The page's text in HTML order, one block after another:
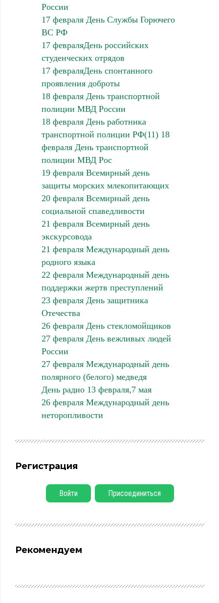
России
17 февраля День Службы Горючего
ВС РФ
17 февраляДень российских
студенческих отрядов
17 февраляДень спонтанного
проявления доброты
18 февраля День транспортной
полиции МВД России
18 февраля День работника
транспортной полиции РФ(11) 18
февраля День транспортной
полиции МВД Рос
19 февраля Всемирный день
защиты морских млекопитающих
20 февраля Всемирный день
социальной спаведливости
21 февраля Всемирный день
экскурсовода
21 февраля Международный день
родного языка
22 февраля Международный день
поддержки жертв преступлений
23 февраля День защитника
Отечества
26 февраля День стекломойщиков
27 февраля День вежливых людей
России
27 февраля Международный день
полярного (белого) медведя
День радио 13 февраля,7 мая
26 февраля Международный день
неторопливости
Регистрация
Войти Присоединиться
Рекомендуем